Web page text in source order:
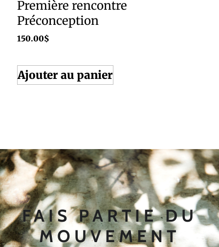
Première rencontre
Préconception
150.00$
Ajouter au panier
FAIS PARTIE DU
MOUVEMENT